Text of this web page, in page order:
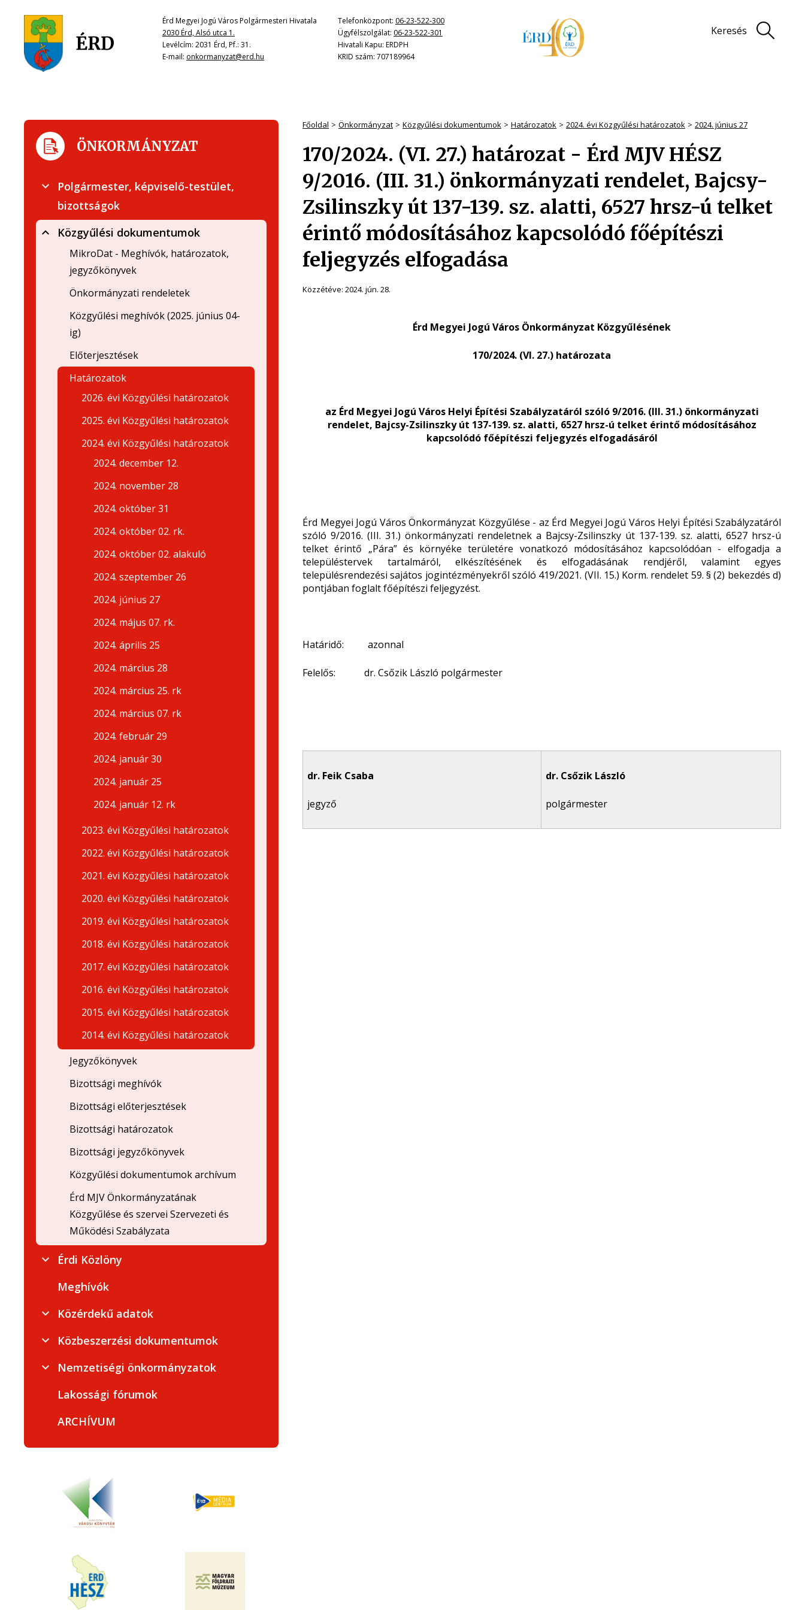
Érd Megyei Jogú Város Polgármesteri Hivatala
2030 Érd, Alsó utca 1.
Levélcím: 2031 Érd, Pf.: 31.
E-mail: onkormanyzat@erd.hu
Telefonközpont: 06-23-522-300
Ügyfélszolgálat: 06-23-522-301
Hivatali Kapu: ERDPH
KRID szám: 707189964
Keresés
Főoldal Önkormányzat Közgyűlési dokumentumok Határozatok 2024. évi Közgyűlési határozatok 2024. június 27
170/2024. (VI. 27.) határozat - Érd MJV HÉSZ
9/2016. (III. 31.) önkormányzati rendelet, Bajcsy-
Zsilinszky út 137-139. sz. alatti, 6527 hrsz-ú telket
érintő módosításához kapcsolódó főépítészi
feljegyzés elfogadása
Közzétéve: 2024. jún. 28.
Érd Megyei Jogú Város Önkormányzat Közgyűlésének
170/2024. (VI. 27.) határozata
az Érd Megyei Jogú Város Helyi Építési Szabályzatáról szóló 9/2016. (III. 31.) önkormányzati
rendelet, Bajcsy-Zsilinszky út 137-139. sz. alatti, 6527 hrsz-ú telket érintő módosításához
kapcsolódó főépítészi feljegyzés elfogadásáról
Érd Megyei Jogú Város Önkormányzat Közgyűlése - az Érd Megyei Jogú Város Helyi Építési Szabályzatáról
szóló 9/2016. (III. 31.) önkormányzati rendeletnek a Bajcsy-Zsilinszky út 137-139. sz. alatti, 6527 hrsz-ú
telket érintő „Pára” és környéke területére vonatkozó módosításához kapcsolódóan - elfogadja a
településtervek tartalmáról, elkészítésének és elfogadásának rendjéről, valamint egyes
településrendezési sajátos jogintézményekről szóló 419/2021. (VII. 15.) Korm. rendelet 59. § (2) bekezdés d)
pontjában foglalt főépítészi feljegyzést.
Határidő: azonnal
Felelős: dr. Csőzik László polgármester
dr. Feik Csaba
jegyző
dr. Csőzik László
polgármester
ÖNKORMÁNYZAT
Polgármester, képviselő-testület,
bizottságok
Közgyűlési dokumentumok
MikroDat - Meghívók, határozatok,
jegyzőkönyvek
Önkormányzati rendeletek
Közgyűlési meghívók (2025. június 04-
ig)
Előterjesztések
Határozatok
2026. évi Közgyűlési határozatok
2025. évi Közgyűlési határozatok
2024. évi Közgyűlési határozatok
2024. december 12.
2024. november 28
2024. október 31
2024. október 02. rk.
2024. október 02. alakuló
2024. szeptember 26
2024. június 27
2024. május 07. rk.
2024. április 25
2024. március 28
2024. március 25. rk
2024. március 07. rk
2024. február 29
2024. január 30
2024. január 25
2024. január 12. rk
2023. évi Közgyűlési határozatok
2022. évi Közgyűlési határozatok
2021. évi Közgyűlési határozatok
2020. évi Közgyűlési határozatok
2019. évi Közgyűlési határozatok
2018. évi Közgyűlési határozatok
2017. évi Közgyűlési határozatok
2016. évi Közgyűlési határozatok
2015. évi Közgyűlési határozatok
2014. évi Közgyűlési határozatok
Jegyzőkönyvek
Bizottsági meghívók
Bizottsági előterjesztések
Bizottsági határozatok
Bizottsági jegyzőkönyvek
Közgyűlési dokumentumok archívum
Érd MJV Önkormányzatának
Közgyűlése és szervei Szervezeti és
Működési Szabályzata
Érdi Közlöny
Meghívók
Közérdekű adatok
Közbeszerzési dokumentumok
Nemzetiségi önkormányzatok
Lakossági fórumok
ARCHÍVUM